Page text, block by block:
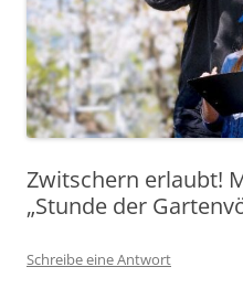
Zwitschern erlaubt!
„Stunde der
Schreibe eine Antwort